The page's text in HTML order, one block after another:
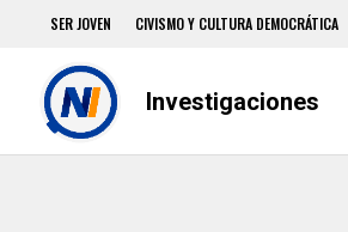
SER JOVEN CIVISMO Y CULTURA DEMOCRÁTICA
Investigaciones